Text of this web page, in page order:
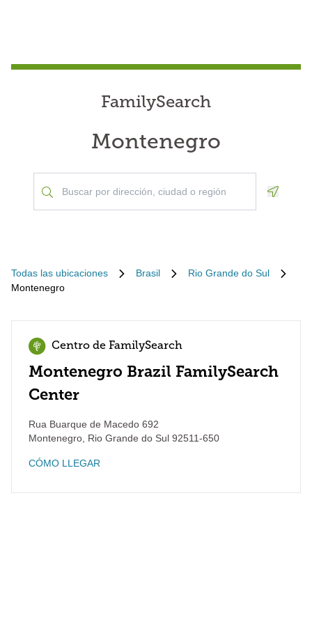
FamilySearch
Montenegro
Todas las ubicaciones Brasil
Rio Grande do Sul
Montenegro
Centro de FamilySearch
Montenegro Brazil FamilySearch
Center
Rua Buarque de Macedo 692
Montenegro Rio Grande do Sul 92511-650
CÓMO LLEGAR